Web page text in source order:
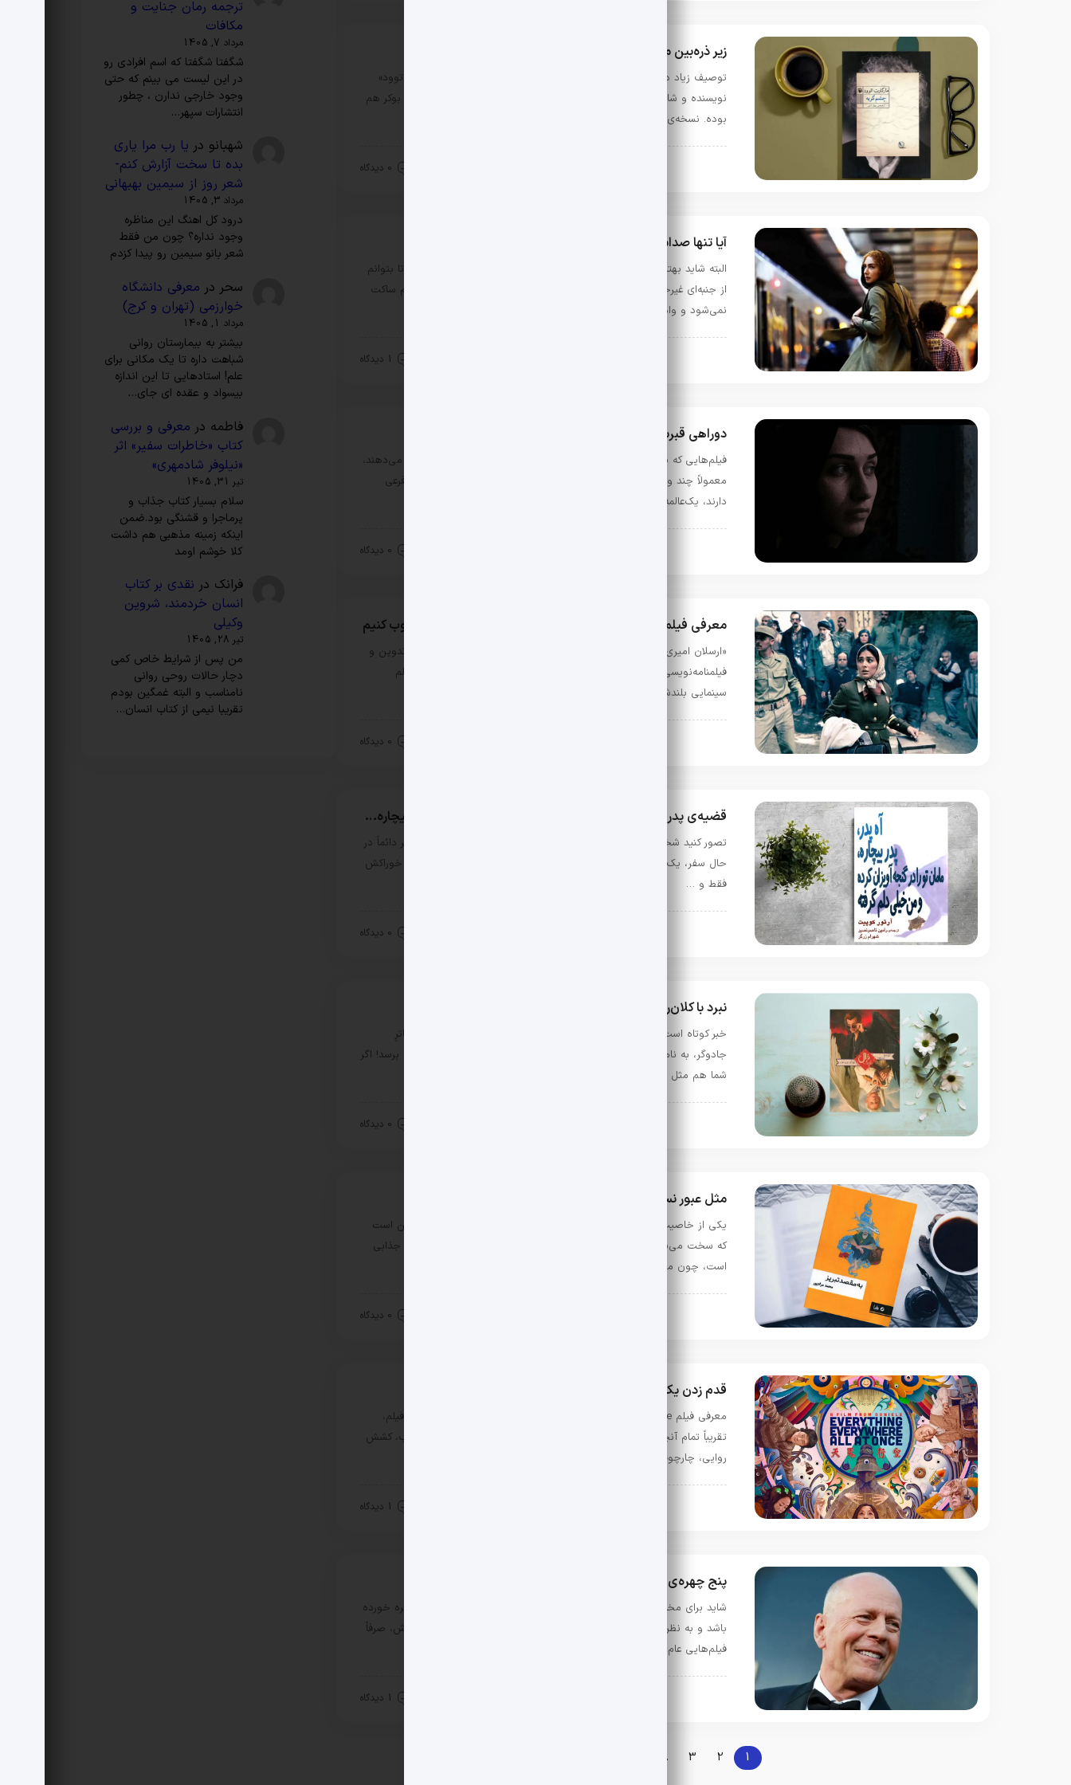
زیر ذره‌بین مارگارت: معرفی رمان چشم گربه
توصیف زیاد دوست دارید؟ «چشم گربه» را بخوانید. نهمین رمان «مارگارت اتوود»
نویسنده و شاعر کانادایی، بی‌اغراق‌ سراسر توصیف است. کتاب نامزد جایزه‌ی بوکر هم
بوده. نسخه‌‌ی فارسی‌اش هم ‌‌۵۲۰‌ صفحه‌ است …
0 دیدگاه
آیا تنها صداست که می‌ماند یا: معرفی فیلم بی‌صدا حلزون
البته شاید بهتر باشد بگذارم ۲۴ ساعت بگذرد و فیلم در من ته‌نشین بشود تا بتوانم
از جنبه‌ای غیرحسی‌تر درباره‌اش بنویسم، اما صدای «بی‌صدا حلزون» در مغزم ساکت
نمی‌شود و وادارم می‌کند …
1 دیدگاه
دوراهی قبرستان – دانشگاه علوم‌پزشکی: معرفی فیلم ائو
فیلم‌هایی که یک مجلس عزا یا عروسی را موقعیت داستان‌پردازی خود قرار می‌دهند،
معمولاً چند ویژگی ناگزیر دارند: شلوغند، پر از گفتگو و حرفند، کلی روایت فرعی
دارند، یک‌عالمه موقعیت تراژیکمدی در …
0 دیدگاه
معرفی فیلم زالاوا؛ چگونه پتانسیل خلق یک رئال جادویی را سرکوب کنیم
«ارسلان امیری» بعد از فعالیت در زمینه‌ی مستندسازی، تهیه‌کنندگی سینما، تدوین و
فیلمنامه‌نویسی و همکاری با همسرش «آیدا پناهنده»، حالا ساخت اولین فیلم
سینمایی بلندش را تجربه کرده: «زالاوا»، محصول ۱۳۹۹ برنده‌ی …
0 دیدگاه
قضیه‌ی پدری که توی کمد آویزان بود؛ معرفی کتاب آه پدر، پدر بیچاره…
تصور کنید شخصیت‌های اصلی یک نمایشنامه، این‌ها باشند: یک مادر و پسر دائماً در
حال سفر، یک دانه جسد، دو عدد گل گوشتخوار، و یک ماهی توی تُنگ که خوراکش
فقط و …
0 دیدگاه
نبرد با کلان‌روایت خیر و شر: معرفی رمان فال نیک
خبر کوتاه است و هولناک: قرار است مطابق با پیشگویی‌های کتاب «اگنس ناترِ
جادوگر، به نام پیشگویی‌های ظریف و دقیق اگنس، دنیا خیلی زود به پایان برسد! اگر
شما هم مثل دو …
0 دیدگاه
مثل عبور نسیم از مشت بسته: معرفی کتاب به مقصد تبریز
یکی از خاصیت‌های داستان‌هایی که روایت‌های موازی و غیرخطی دارند، این است
که سخت می‌شود برایشان خلاصه تعریف کرد. به نظر من این اتفاقاً ویژگی جذابی
است، چون ماجراها را در هاله‌ای …
0 دیدگاه
قدم زدن یک زن معمولی روی پشت‌بام جهان‌های موازی
معرفی فیلم everything, everywhere, all at once کم پیش می‌آید که یک فیلم،
تقریباً تمام آنچه که از سینما می‌خواهم را در خود داشته باشد: قصه‌ی جذاب، کشش
روایی، چارچوب روانشناختی، خلاقیت …
1 دیدگاه
پنج چهره‌ی نسبتاً غیر جان‌سخت از بروس ویلیس!
شاید برای مخاطبین سینما، اسم «بروس ویلیس» بیشتر به کلمه‌ی «اکشن» گره خورده
باشد و به نظر برسد که این بازیگر شصت و هفت ساله در طی دوران کاری‌اش، صرفاً
فیلم‌هایی عام‌پسند، …
1 دیدگاه
1
2
3
…
ترجمه‌ رمان جنایت و
مکافات
مرداد 7, 1405
شگفتا شگفتا که اسم افرادی رو
در این لیست می بینم که حتی
وجود خارجی ندارن ، چطور
انتشارات سپهر…
شهبانو در یا رب مرا یاری
بده تا سخت آزارش کنم-
شعر روز از سیمین بهبهانی
مرداد 3, 1405
درود کل اهنگ این مناظره
وجود نداره؟ چون من فقط
شعر بانو سیمین رو پیدا کزدم
سحر در معرفی دانشگاه
خوارزمی (تهران و کرج)
مرداد 1, 1405
بیشتر به بیمارستان روانی
شباهت داره تا یک مکانی برای
علم! استادهایی تا این اندازه
بیسواد و عقده ای جای…
فاطمه در معرفی و بررسی
کتاب «خاطرات سفیر» اثر
«نیلوفر شادمهری»
تیر 31, 1405
سلام بسیار کتاب جذاب و
پرماجرا و قشنگی بود.ضمن
اینکه زمینه مذهبی هم داشت
کلا خوشم اومد
فرانک در نقدی بر کتاب
انسان خردمند، شروین
وکیلی
تیر 28, 1405
من پس از شرایط خاص کمی
دچار حالات روحی روانی
نامناسب و البته غمگین بودم
تقریبا نیمی از کتاب انسان…